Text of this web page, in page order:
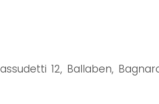
12, Ballaben,